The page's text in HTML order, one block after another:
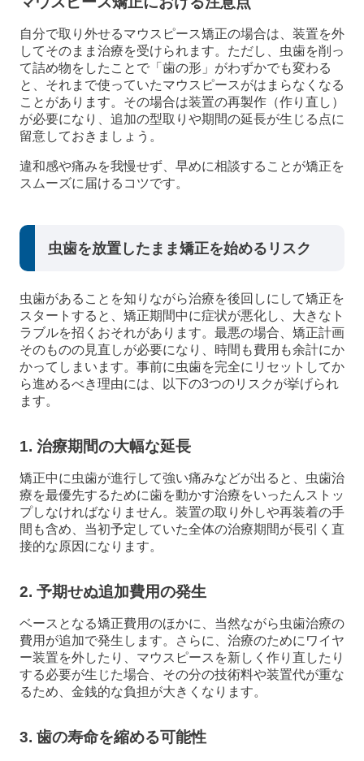
自分で取り外せるマウスピース矯正の場合は、装置を外
してそのまま治療を受けられます。ただし、虫歯を削っ
て詰め物をしたことで「歯の形」がわずかでも変わる
と、それまで使っていたマウスピースがはまらなくなる
ことがあります。その場合は装置の再製作（作り直し）
が必要になり、追加の型取りや期間の延長が生じる点に
留意しておきましょう。
違和感や痛みを我慢せず、早めに相談することが矯正を
スムーズに届けるコツです。
虫歯を放置したまま矯正を始めるリスク
虫歯があることを知りながら治療を後回しにして矯正を
スタートすると、矯正期間中に症状が悪化し、大きなト
ラブルを招くおそれがあります。最悪の場合、矯正計画
そのものの見直しが必要になり、時間も費用も余計にか
かってしまいます。事前に虫歯を完全にリセットしてか
ら進めるべき理由には、以下の3つのリスクが挙げられ
ます。
1. 治療期間の大幅な延長
矯正中に虫歯が進行して強い痛みなどが出ると、虫歯治
療を最優先するために歯を動かす治療をいったんストッ
プしなければなりません。装置の取り外しや再装着の手
間も含め、当初予定していた全体の治療期間が長引く直
接的な原因になります。
2. 予期せぬ追加費用の発生
ベースとなる矯正費用のほかに、当然ながら虫歯治療の
費用が追加で発生します。さらに、治療のためにワイヤ
ー装置を外したり、マウスピースを新しく作り直したり
する必要が生じた場合、その分の技術料や装置代が重な
るため、金銭的な負担が大きくなります。
3. 歯の寿命を縮める可能性